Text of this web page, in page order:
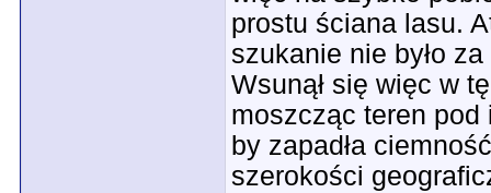
prostu ściana lasu.
szukanie nie było
Wsunął się więc w
moszcząc teren pod
by zapadła
szerokości